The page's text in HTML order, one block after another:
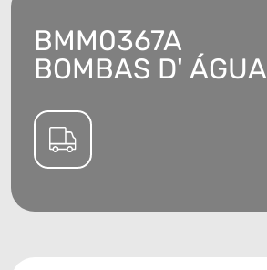
BMM0367A
BOMBAS D' ÁGUA